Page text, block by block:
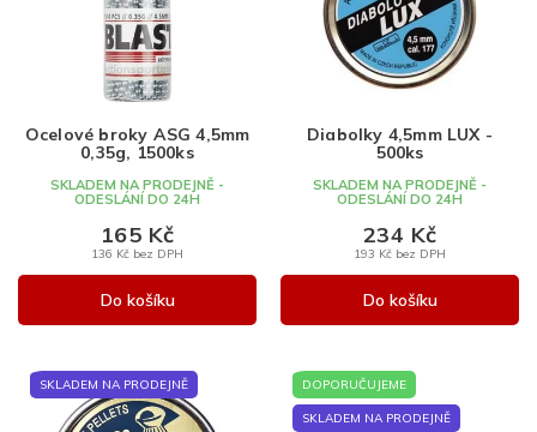
k
t
ů
Abecedně
uOcelové broky ASG 4,5mm
0,35g, 1500ks
SKLADEM NA PRODEJNĚ -
ODESLÁNÍ DO 24H
136 Kč bez DPH
165 Kč
Do košíku
Diabolky 4,5mm LUX -
500ks
SKLADEM NA PRODEJNĚ -
ODESLÁNÍ DO 24H
193 Kč bez DPH
234 Kč
Do košíku
SKLADEM NA PRODEJNĚ DOPORUČUJEME
SKLADEM NA PRODEJNĚ